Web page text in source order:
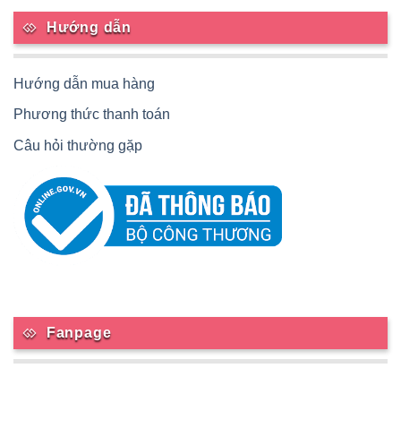
Hướng dẫn
Hướng dẫn mua hàng
Phương thức thanh toán
Câu hỏi thường gặp
Fanpage